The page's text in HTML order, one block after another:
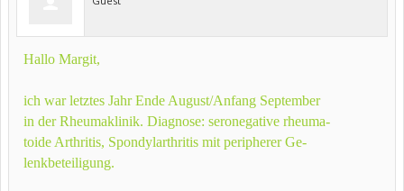
Hallo Margit,
ich war letztes Jahr Ende August/Anfang September
in der Rheumaklinik. Diagnose: seronegative rheuma-
toide Arthritis, Spondylarthritis mit peripherer Ge-
lenkbeteiligung.